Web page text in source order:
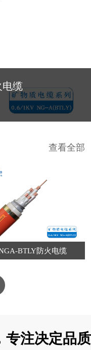
电缆
查看全部
BTLY防火电缆
专注决定品质